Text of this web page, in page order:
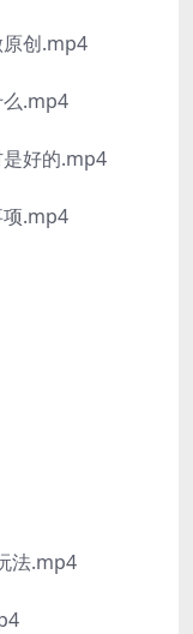
创.mp4
么.mp4
好的.mp4
项.mp4
法.mp4